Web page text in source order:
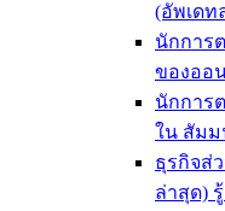
(อัพเดท
นักการ
ของออ
นักการ
ใน สัมม
ธุรกิจส่
ล่าสุด)